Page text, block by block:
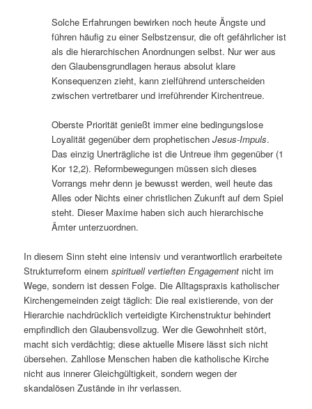
Solche Erfahrungen bewirken noch heute Ängste und
führen häufig zu einer Selbstzensur, die oft gefährlicher ist
als die hierarchischen Anordnungen selbst. Nur wer aus
den Glaubensgrundlagen heraus absolut klare
Konsequenzen zieht, kann zielführend unterscheiden
zwischen vertretbarer und irreführender Kirchentreue.
Oberste Priorität genießt immer eine bedingungslose
Loyalität gegenüber dem prophetischenJesus-Impuls.
Das einzig Unerträgliche ist die Untreue ihm gegenüber (1
Kor 12,2). Reformbewegungen müssen sich dieses
Vorrangs mehr denn je bewusst werden, weil heute das
Alles oder Nichts einer christlichen Zukunft auf dem Spiel
steht. Dieser Maxime haben sich auch hierarchische
Ämter unterzuordnen.
In diesem Sinn steht eine intensiv und verantwortlich erarbeitete
Strukturreform einemspirituell vertieften Engagement nicht im
Wege, sondern ist dessen Folge. Die Alltagspraxis katholischer
Kirchengemeinden zeigt täglich: Die real existierende, von der
Hierarchie nachdrücklich verteidigte Kirchenstruktur behindert
empfindlich den Glaubensvollzug. Wer die Gewohnheit stört,
macht sich verdächtig; diese aktuelle Misere lässt sich nicht
übersehen. Zahllose Menschen haben die katholische Kirche
nicht aus innerer Gleichgültigkeit, sondern wegen der
skandalösen Zustände in ihr verlassen.